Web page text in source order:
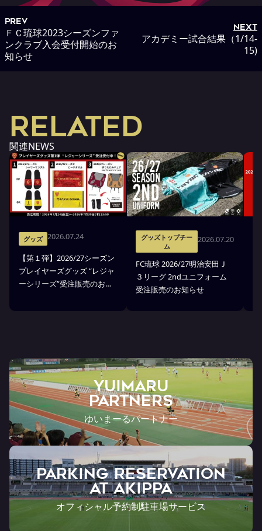
PREV
ＦＣ琉球2023シーズンファ
ンクラブ入会受付開始のお
知らせ
NEXT
アカデミー試合結果（1/14-
15)
RELATED
関連NEWS
グッズ 2026.07.24
【第１弾】2026/27シーズン
プレイヤーズグッズ “レジャ
ーシリーズ”受注販売のお知
グッズトップチー
ム
2026.07.20
FC琉球 2026/27明治安田Ｊ
３リーグ 2ndユニフォーム
受注販売のお知らせ
YUIMARU
Partners
ゆいまーるパートナー
PARKING RESERVATION
AT Akippa
オフィシャル予約制駐車場サービス